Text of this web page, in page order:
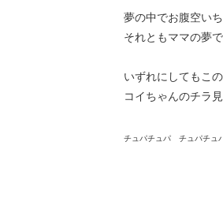
夢の中でお腹空い
それともママの夢
いずれにしてもこ
コイちゃんのチラ
チュパチュパ チュパチュ